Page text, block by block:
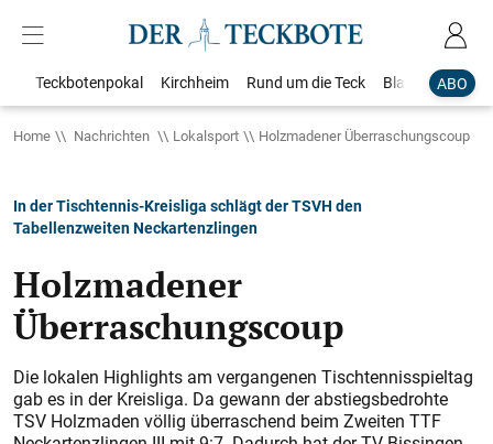
ABO
Teckbotenpokal Kirchheim Rund um die Teck Blaulicht
Home Nachrichten Lokalsport Holzmadener Überraschungscoup
In der Tischtennis-Kreisliga schlägt der TSVH den
Tabellenzweiten Neckartenzlingen
Holzmadener
Überraschungscoup
Die lokalen Highlights am vergangenen Tischtennisspieltag
gab es in der Kreisliga. Da gewann der abstiegsbedrohte
TSV Holzmaden völlig überraschend beim Zweiten TTF